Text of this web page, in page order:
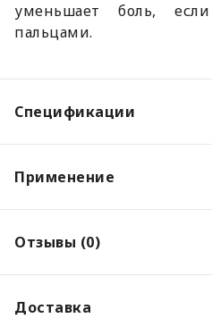
уменьшает боль,
пальцами.
Спецификации
Применение
Отзывы (0)
Доставка